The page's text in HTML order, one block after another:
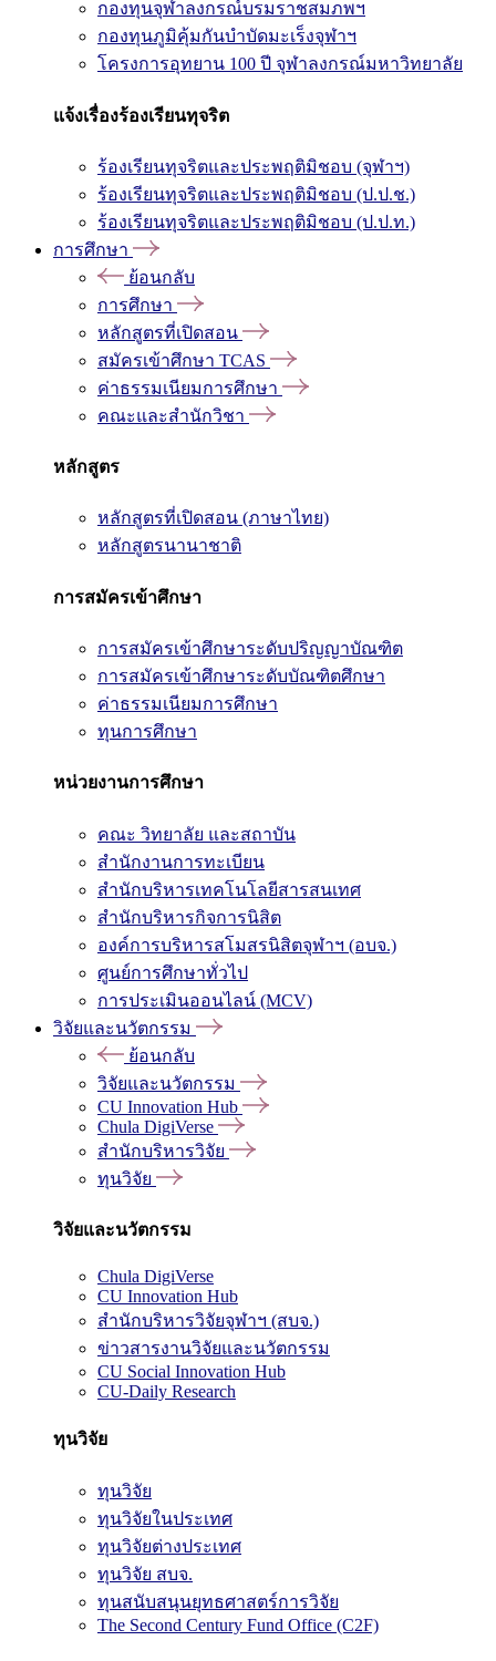
กองทุนจุฬาลงกรณ์บรมราชสมภพฯ
กองทุนภูมิคุ้มกันบำบัดมะเร็งจุฬาฯ
โครงการอุทยาน 100 ปี จุฬาลงกรณ์มหาวิทยาลัย
แจ้งเรื่องร้องเรียนทุจริต
ร้องเรียนทุจริตและประพฤติมิชอบ (จุฬาฯ)
ร้องเรียนทุจริตและประพฤติมิชอบ (ป.ป.ช.)
ร้องเรียนทุจริตและประพฤติมิชอบ (ป.ป.ท.)
การศึกษา
ย้อนกลับ
การศึกษา
หลักสูตรที่เปิดสอน
สมัครเข้าศึกษา TCAS
ค่าธรรมเนียมการศึกษา
คณะและสำนักวิชา
หลักสูตร
หลักสูตรที่เปิดสอน (ภาษาไทย)
หลักสูตรนานาชาติ
การสมัครเข้าศึกษา
การสมัครเข้าศึกษาระดับปริญญาบัณฑิต
การสมัครเข้าศึกษาระดับบัณฑิตศึกษา
ค่าธรรมเนียมการศึกษา
ทุนการศึกษา
หน่วยงานการศึกษา
คณะ วิทยาลัย และสถาบัน
สำนักงานการทะเบียน
สำนักบริหารเทคโนโลยีสารสนเทศ
สำนักบริหารกิจการนิสิต
องค์การบริหารสโมสรนิสิตจุฬาฯ (อบจ.)
ศูนย์การศึกษาทั่วไป
การประเมินออนไลน์ (MCV)
วิจัยและนวัตกรรม
ย้อนกลับ
วิจัยและนวัตกรรม
CU Innovation Hub
Chula DigiVerse
สำนักบริหารวิจัย
ทุนวิจัย
วิจัยและนวัตกรรม
Chula DigiVerse
CU Innovation Hub
สำนักบริหารวิจัยจุฬาฯ (สบจ.)
ข่าวสารงานวิจัยและนวัตกรรม
CU Social Innovation Hub
CU-Daily Research
ทุนวิจัย
ทุนวิจัย
ทุนวิจัยในประเทศ
ทุนวิจัยต่างประเทศ
ทุนวิจัย สบจ.
ทุนสนับสนุนยุทธศาสตร์การวิจัย
The Second Century Fund Office (C2F)